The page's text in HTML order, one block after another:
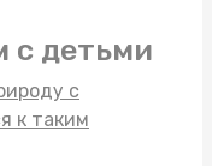
с детьми
с
к таким